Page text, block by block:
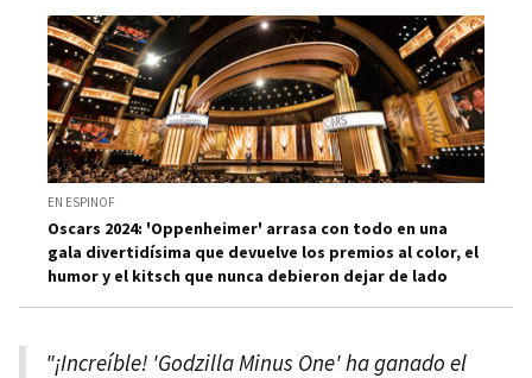
EN ESPINOF
Oscars 2024: 'Oppenheimer' arrasa con todo en una
gala divertidísima que devuelve los premios al color, el
humor y el kitsch que nunca debieron dejar de lado
"¡Increíble! 'Godzilla Minus One' ha ganado el